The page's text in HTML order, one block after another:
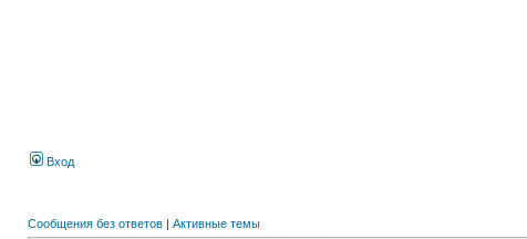
Вход
Сообщения без ответов | Активные темы